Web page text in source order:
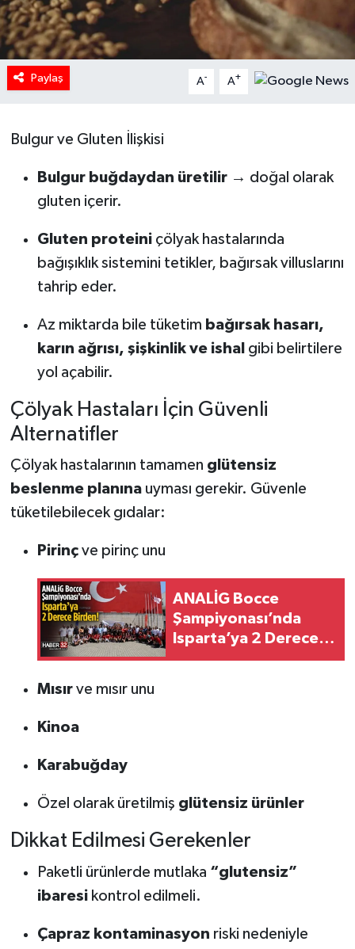
Paylaş A- A+
Bulgur ve Gluten İlişkisi
Bulgur buğdaydan üretilir→ doğal olarak
gluten içerir.
Gluten proteiniçölyak hastalarında
bağışıklık sistemini tetikler, bağırsak villuslarını
tahrip eder.
Az miktarda bile tüketim bağırsak hasarı,
karın ağrısı, şişkinlik ve ishal gibi belirtilere
yol açabilir.
Çölyak Hastaları İçin Güvenli
Alternatifler
Çölyak hastalarının tamamen glütensiz
beslenme planınauyması gerekir. Güvenle
tüketilebilecek gıdalar:
Pirinçve pirinç unu
ANALİG Bocce
Şampiyonası’nda
Isparta’ya 2 Derece
Birden!
Mısırve mısır unu
Kinoa
Karabuğday
Özel olarak üretilmiş glütensiz ürünler
Dikkat Edilmesi Gerekenler
Paketli ürünlerde mutlaka “glutensiz”
ibaresikontrol edilmeli.
Çapraz kontaminasyon riski nedeniyle
MAGAZİN
Oyun
RESMİ İLANLAR
SAĞLIK
Tarihi Yapılarımız
Türkiye
Yerel
İletişim
Künye